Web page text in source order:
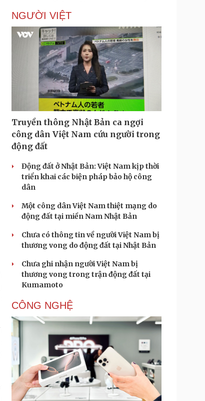
NGƯỜI VIỆT
Truyền thông Nhật Bản ca ngợi
công dân Việt Nam cứu người trong
động đất
Động đất ở Nhật Bản: Việt Nam kịp thời
triển khai các biện pháp bảo hộ công
dân
Một công dân Việt Nam thiệt mạng do
động đất tại miền Nam Nhật Bản
Chưa có thông tin về người Việt Nam bị
thương vong do động đất tại Nhật Bản
Chưa ghi nhận người Việt Nam bị
thương vong trong trận động đất tại
Kumamoto
CÔNG NGHỆ